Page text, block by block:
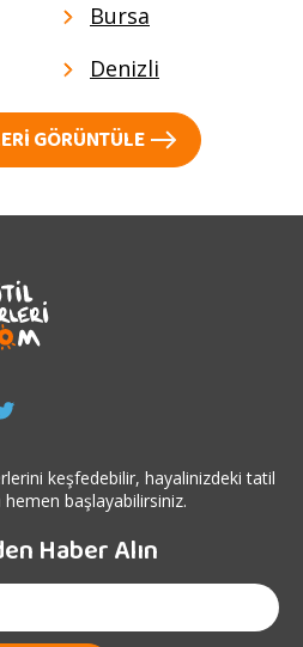
Bursa
Denizli
GÖRÜNTÜLE
keşfedebilir, hayalinizdeki tatil
başlayabilirsiniz.
Haber Alın